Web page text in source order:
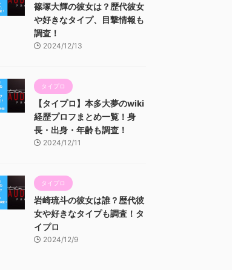
篠塚大輝の彼女は？歴代彼女
や好きなタイプ、目撃情報も
調査！
2024/12/13
タイプロ
【タイプロ】本多大夢のwiki
経歴プロフまとめ一覧！身
長・出身・年齢も調査！
2024/12/11
タイプロ
岩崎琉斗の彼女は誰？歴代彼
女や好きなタイプも調査！タ
イプロ
2024/12/9